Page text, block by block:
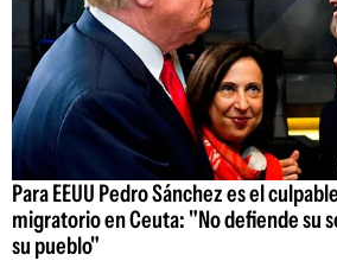
Para EEUU Pedro Sánchez es el
migratorio en Ceuta: "No defiende su
su pueblo"